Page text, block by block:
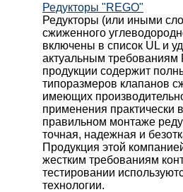
Редукторы "REGO"
Редукторы (или иными
сжиженного
включены в список UL и
актуальным требованиям
продукции содержит
типоразмеров клапанов
имеющих
применения практически
правильном монтаже
точная, надежная и
Продукция этой
жестким требованиям
тестировании
технологии.